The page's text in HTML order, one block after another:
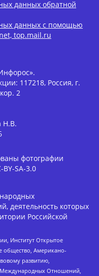
данных обратной
данных с помощью
top.mail.ru
117218, Россия, г.
2
Н.В.
фотографии
SA-3.0
деятельность которых
Российской
Институт Открытое
общество, Американо-
развитию,
Отношений,